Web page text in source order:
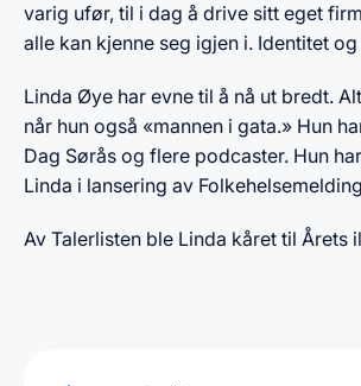
varig ufør, til i dag å drive sitt eget
alle kan kjenne seg igjen i. Identitet
Linda Øye har evne til å nå ut bredt.
når hun også «mannen i gata.» Hun
Dag Sørås og flere podcaster. Hun
Linda i lansering av
Av Talerlisten ble Linda kåret til Årets